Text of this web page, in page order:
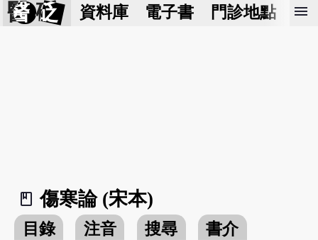
醫 砭 資料庫 電子書 門診地點 預
menu
book_2
傷寒論 (宋本)
目錄 注音 搜尋
書介